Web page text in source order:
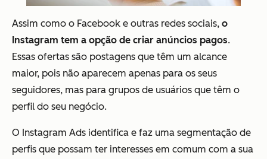
Assim como o Facebook e outras redes sociais, o
Instagram tem a opção de criar anúncios pagos.
Essas ofertas são postagens que têm um alcance
maior, pois não aparecem apenas para os seus
seguidores, mas para grupos de usuários que têm o
perfil do seu negócio.
O Instagram Ads identifica e faz uma segmentação de
perfis que possam ter interesses em comum com a sua